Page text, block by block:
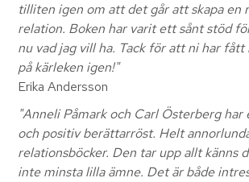
tilliten igen om att det går att skapa en
relation. Boken har varit ett sånt stöd
nu vad jag vill ha. Tack för att ni har
på kärleken igen!"
Erika Andersson
"Anneli Påmark och Carl Österberg har
och positiv berättarröst. Helt
relationsböcker. Den tar upp allt känns
inte minsta lilla ämne. Det är både